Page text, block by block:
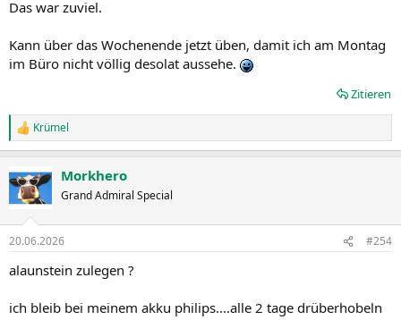
Das war zuviel.
Kann über das Wochenende jetzt üben, damit ich am Montag
im Büro nicht völlig desolat aussehe.
Zitieren
R
e
k
t
i
e
:
Krümel
Morkhero
Grand Admiral Special
20.06.2026 #254
alaunstein zulegen ?
ich bleib bei meinem akku philips....alle 2 tage drüberhobeln